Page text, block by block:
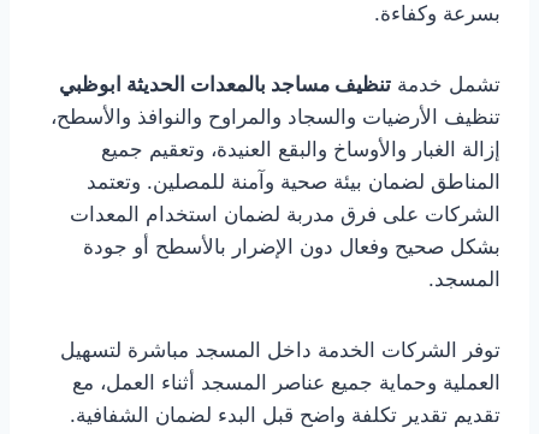
بسرعة وكفاءة.
تشمل خدمة تنظيف مساجد بالمعدات الحديثة ابوظبي
تنظيف الأرضيات والسجاد والمراوح والنوافذ والأسطح،
إزالة الغبار والأوساخ والبقع العنيدة، وتعقيم جميع
المناطق لضمان بيئة صحية وآمنة للمصلين. وتعتمد
الشركات على فرق مدربة لضمان استخدام المعدات
بشكل صحيح وفعال دون الإضرار بالأسطح أو جودة
المسجد.
توفر الشركات الخدمة داخل المسجد مباشرة لتسهيل
العملية وحماية جميع عناصر المسجد أثناء العمل، مع
تقديم تقدير تكلفة واضح قبل البدء لضمان الشفافية.